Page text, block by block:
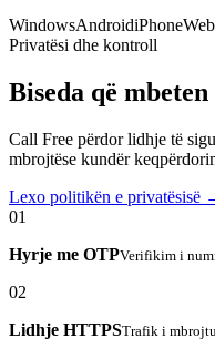
WindowsAndroidiPhoneWeb
Privatësi dhe kontroll
Biseda që mbeten
Call Free përdor lidhje të
mbrojtëse kundër
Lexo politikën e privatësisë
01
Hyrje me OTPVerifikim i
02
Lidhje HTTPSTrafik i